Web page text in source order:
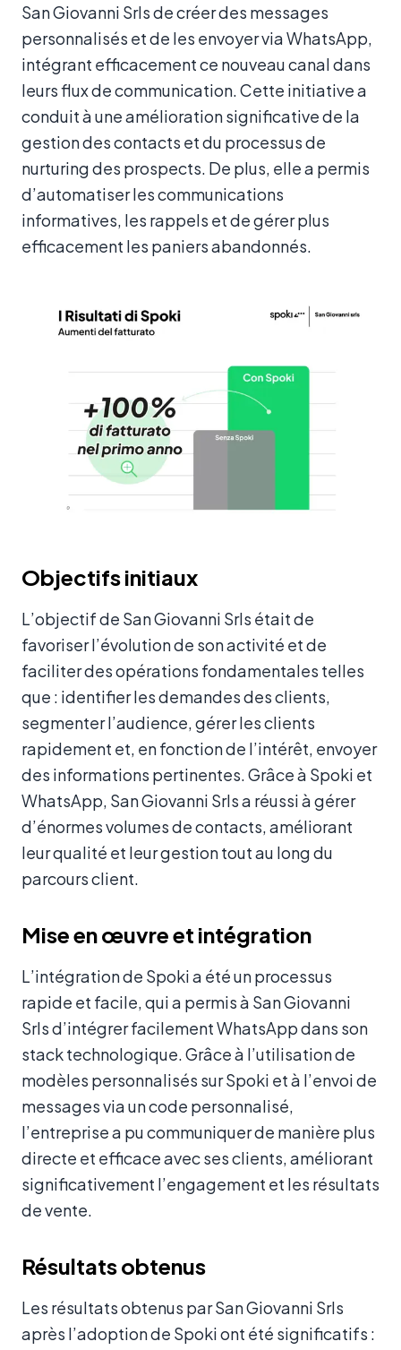
San Giovanni Srls de créer des messages
personnalisés et de les envoyer via WhatsApp,
intégrant efficacement ce nouveau canal dans
leurs flux de communication. Cette initiative a
conduit à une amélioration significative de la
gestion des contacts et du processus de
nurturing des prospects. De plus, elle a permis
d’automatiser les communications
informatives, les rappels et de gérer plus
efficacement les paniers abandonnés.
Objectifs initiaux
L’objectif de San Giovanni Srls était de
favoriser l’évolution de son activité et de
faciliter des opérations fondamentales telles
que : identifier les demandes des clients,
segmenter l’audience, gérer les clients
rapidement et, en fonction de l’intérêt, envoyer
des informations pertinentes. Grâce à Spoki et
WhatsApp, San Giovanni Srls a réussi à gérer
d’énormes volumes de contacts, améliorant
leur qualité et leur gestion tout au long du
parcours client.
Mise en œuvre et intégration
L’intégration de Spoki a été un processus
rapide et facile, qui a permis à San Giovanni
Srls d’intégrer facilement WhatsApp dans son
stack technologique. Grâce à l’utilisation de
modèles personnalisés sur Spoki et à l’envoi de
messages via un code personnalisé,
l’entreprise a pu communiquer de manière plus
directe et efficace avec ses clients, améliorant
significativement l’engagement et les résultats
de vente.
Résultats obtenus
Les résultats obtenus par San Giovanni Srls
après l’adoption de Spoki ont été significatifs :